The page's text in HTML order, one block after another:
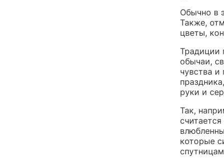
Обычно в
Также,
цветы,
Традиции
обычаи,
чувства
руки и
Так,
которые